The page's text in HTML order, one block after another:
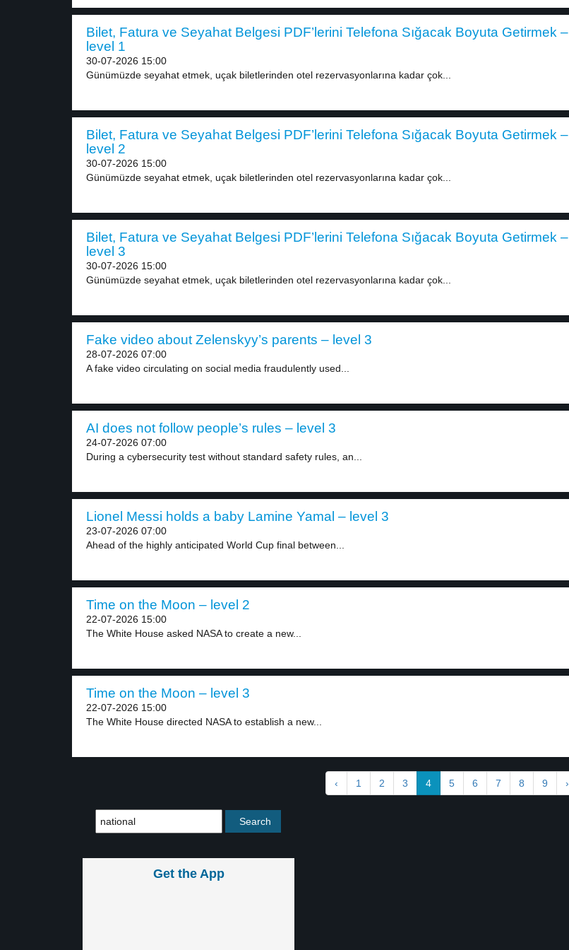
Bilet, Fatura ve Seyahat Belgesi PDF’lerini Telefona Sığacak Boyuta Getirmek –
level 1
30-07-2026 15:00
Günümüzde seyahat etmek, uçak biletlerinden otel rezervasyonlarına kadar çok...
Bilet, Fatura ve Seyahat Belgesi PDF’lerini Telefona Sığacak Boyuta Getirmek –
level 2
30-07-2026 15:00
Günümüzde seyahat etmek, uçak biletlerinden otel rezervasyonlarına kadar çok...
Bilet, Fatura ve Seyahat Belgesi PDF’lerini Telefona Sığacak Boyuta Getirmek –
level 3
30-07-2026 15:00
Günümüzde seyahat etmek, uçak biletlerinden otel rezervasyonlarına kadar çok...
Fake video about Zelenskyy’s parents – level 3
28-07-2026 07:00
A fake video circulating on social media fraudulently used...
AI does not follow people’s rules – level 3
24-07-2026 07:00
During a cybersecurity test without standard safety rules, an...
Lionel Messi holds a baby Lamine Yamal – level 3
23-07-2026 07:00
Ahead of the highly anticipated World Cup final between...
Time on the Moon – level 2
22-07-2026 15:00
The White House asked NASA to create a new...
Time on the Moon – level 3
22-07-2026 15:00
The White House directed NASA to establish a new...
‹ 1 2 3 4 5 6 7 8 9 ›
Get the App